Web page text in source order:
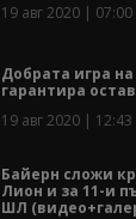
19 авг 2020 | 07:00
Добрата игра
гарантира
19 авг 2020 | 12:43
Байерн сложи
Лион и за 11-и
ШЛ